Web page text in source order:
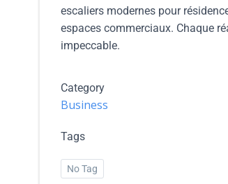
escaliers modernes pour
espaces commerciaux. Chaque
impeccable.
Category
Business
Tags
No Tag